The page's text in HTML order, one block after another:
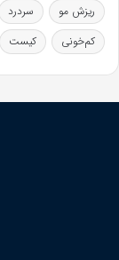
ریزش مو
سردرد
کم‌خونی
کیست